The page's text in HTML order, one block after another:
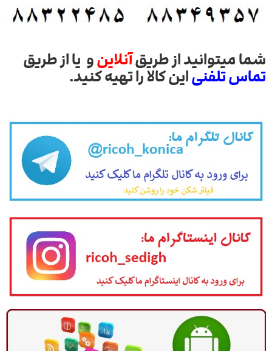
شما میتوانید از طریقآنلاینو یا از طریق
تماس تلفنیاین کالا را تهیه کنید.